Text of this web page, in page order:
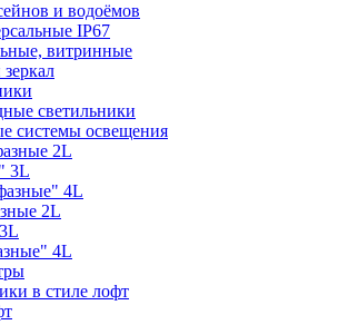
и водоёмов
IP67
витринные
светильники
системы освещения
2L
3L
4L
2L
4L
в стиле лофт